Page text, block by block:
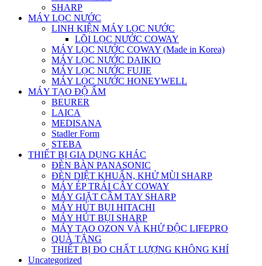
SHARP
MÁY LỌC NƯỚC
LINH KIỆN MÁY LỌC NƯỚC
LÕI LỌC NƯỚC COWAY
MÁY LỌC NƯỚC COWAY (Made in Korea)
MÁY LỌC NƯỚC DAIKIO
MÁY LỌC NƯỚC FUJIE
MÁY LỌC NƯỚC HONEYWELL
MÁY TẠO ĐỘ ẨM
BEURER
LAICA
MEDISANA
Stadler Form
STEBA
THIẾT BỊ GIA DỤNG KHÁC
ĐÈN BÀN PANASONIC
ĐÈN DIỆT KHUẨN, KHỬ MÙI SHARP
MÁY ÉP TRÁI CÂY COWAY
MÁY GIẶT CẦM TAY SHARP
MÁY HÚT BỤI HITACHI
MÁY HÚT BỤI SHARP
MÁY TẠO OZON VÀ KHỬ ĐỘC LIFEPRO
QUÀ TẶNG
THIẾT BỊ ĐO CHẤT LƯỢNG KHÔNG KHÍ
Uncategorized